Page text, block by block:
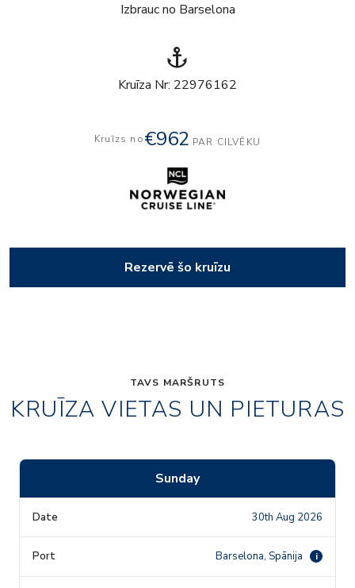
Izbrauc no Barselona
anchor
Kruīza Nr: 22976162
Kruīzs no€962 PAR CILVĒKU
Rezervē šo kruīzu
TAVS MARŠRUTS
KRUĪZA VIETAS UN PIETURAS
Sunday
30th Aug 2026
Barselona, Spānija i